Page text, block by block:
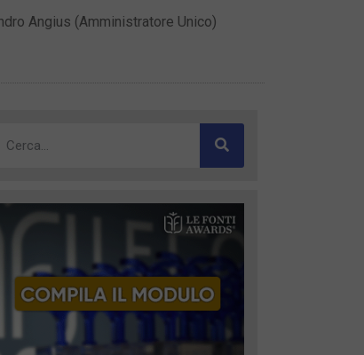
Angius (Amministratore Unico)